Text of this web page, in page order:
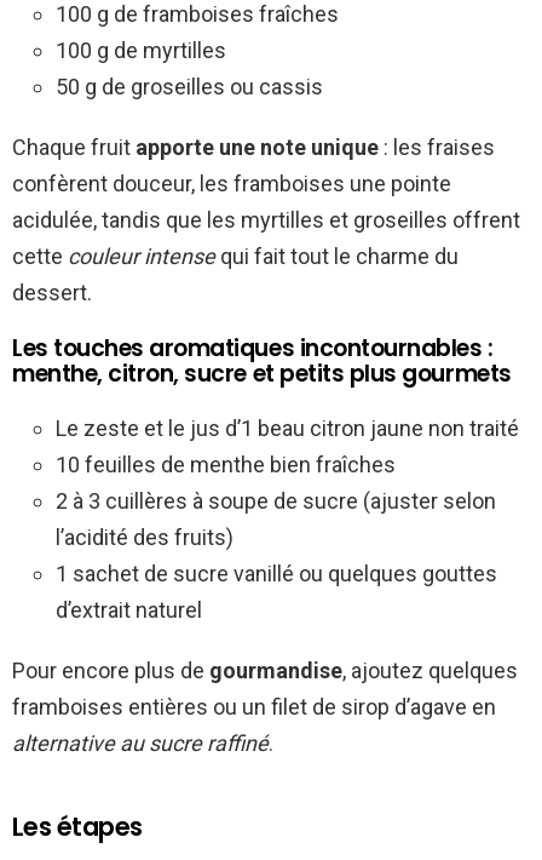
100 g de framboises fraîches
100 g de myrtilles
50 g de groseilles ou cassis
Chaque fruit apporte une note unique : les fraises
confèrent douceur, les framboises une pointe
acidulée, tandis que les myrtilles et groseilles offrent
cette couleur intensequi fait tout le charme du
dessert.
Les touches aromatiques incontournables :
menthe, citron, sucre et petits plus gourmets
Le zeste et le jus d’1 beau citron jaune non traité
10 feuilles de menthe bien fraîches
2 à 3 cuillères à soupe de sucre (ajuster selon
l’acidité des fruits)
1 sachet de sucre vanillé ou quelques gouttes
d’extrait naturel
Pour encore plus de gourmandise, ajoutez quelques
framboises entières ou un filet de sirop d’agave en
alternative au sucre raffiné.
Les étapes